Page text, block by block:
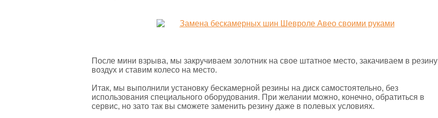
После мини взрыва, мы закручиваем золотник на свое штатное место, закачиваем в резину
воздух и ставим колесо на место.
Итак, мы выполнили установку бескамерной резины на диск самостоятельно, без
использования специального оборудования. При желании можно, конечно, обратиться в
сервис, но зато так вы сможете заменить резину даже в полевых условиях.